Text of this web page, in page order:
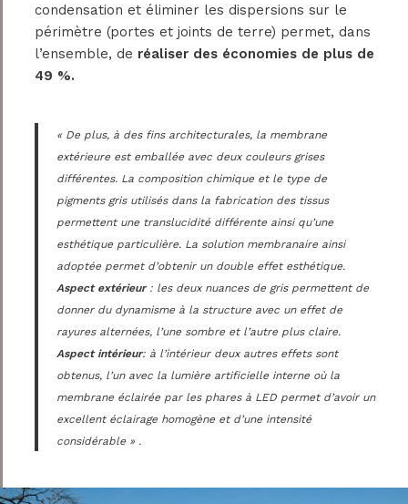
condensation et éliminer les dispersions sur le
périmètre (portes et joints de terre) permet, dans
l’ensemble, de réaliser des économies de plus de
49 %.
« De plus, à des fins architecturales, la membrane
extérieure est emballée avec deux couleurs grises
différentes. La composition chimique et le type de
pigments gris utilisés dans la fabrication des tissus
permettent une translucidité différente ainsi qu’une
esthétique particulière. La solution membranaire ainsi
adoptée permet d’obtenir un double effet esthétique.
Aspect extérieur: les deux nuances de gris permettent de
donner du dynamisme à la structure avec un effet de
rayures alternées, l’une sombre et l’autre plus claire.
Aspect intérieur: à l’intérieur deux autres effets sont
obtenus, l’un avec la lumière artificielle interne où la
membrane éclairée par les phares à LED permet d’avoir un
excellent éclairage homogène et d’une intensité
considérable » .